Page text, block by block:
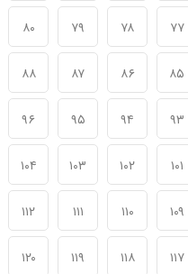
۷۷ ۷۸ ۷۹ ۸۰
۸۵ ۸۶ ۸۷ ۸۸
۹۳ ۹۴ ۹۵ ۹۶
۱۰۱ ۱۰۲ ۱۰۳ ۱۰۴
۱۰۹ ۱۱۰ ۱۱۱ ۱۱۲
۱۱۷ ۱۱۸ ۱۱۹ ۱۲۰